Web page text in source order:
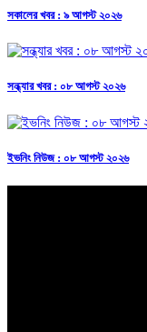
সকালের খবর : ৯ আগস্ট ২০২৬
সন্ধ্যার খবর : ০৮ আগস্ট ২০২৬
ইভনিং নিউজ : ০৮ আগস্ট ২০২৬